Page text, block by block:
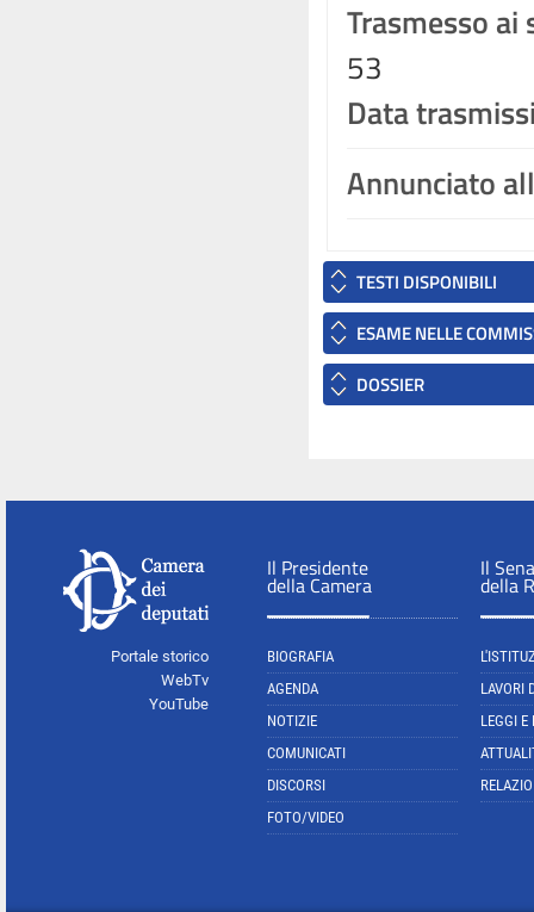
Trasmesso ai
53
Data
Annunciato
TESTI DISPONIBILI
ESAME NELLE
DOSSIER
Portale storico
WebTv
YouTube
Il Presidente
della Camera
BIOGRAFIA
AGENDA
NOTIZIE
COMUNICATI
DISCORSI
FOTO/VIDEO
Il
della
LAVORI
LEGGI E